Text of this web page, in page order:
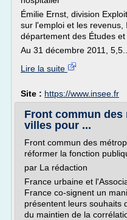
Émilie Ernst, division
sur l'emploi et les revenus,
département des Études
Au 31 décembre 2011, 5,5...
Lire la suite
Site : https://www.insee.fr
Front commun
villes pour ...
Front commun des
réformer la fonction
par La rédaction
France urbaine et
France co-signent un
présentent leurs souhaits
du maintien de la